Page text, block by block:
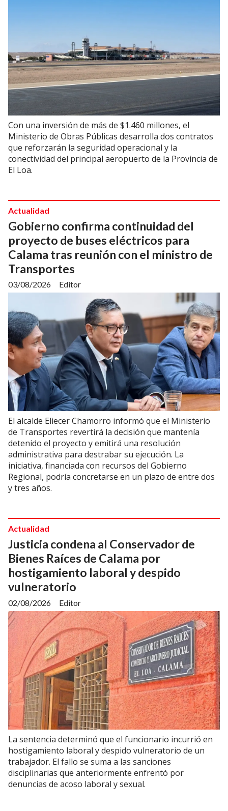
Con una inversión de más de $1.460 millones, el
Ministerio de Obras Públicas desarrolla dos contratos
que reforzarán la seguridad operacional y la
conectividad del principal aeropuerto de la Provincia de
El Loa.
Gobierno confirma continuidad del
proyecto de buses eléctricos para
Calama tras reunión con el ministro de
Transportes
Editor
Actualidad
03/08/2026
El alcalde Eliecer Chamorro informó que el Ministerio
de Transportes revertirá la decisión que mantenía
detenido el proyecto y emitirá una resolución
administrativa para destrabar su ejecución. La
iniciativa, financiada con recursos del Gobierno
Regional, podría concretarse en un plazo de entre dos
y tres años.
Justicia condena al Conservador de
Bienes Raíces de Calama por
hostigamiento laboral y despido
vulneratorio
Editor
Actualidad
02/08/2026
La sentencia determinó que el funcionario incurrió en
hostigamiento laboral y despido vulneratorio de un
trabajador. El fallo se suma a las sanciones
disciplinarias que anteriormente enfrentó por
denuncias de acoso laboral y sexual.